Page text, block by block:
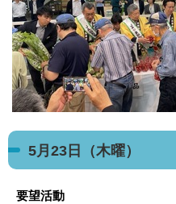
5月23日（木曜）
要望活動